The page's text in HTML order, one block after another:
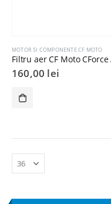
MOTOR SI COMPONENTE CF MOTO
160,00 lei